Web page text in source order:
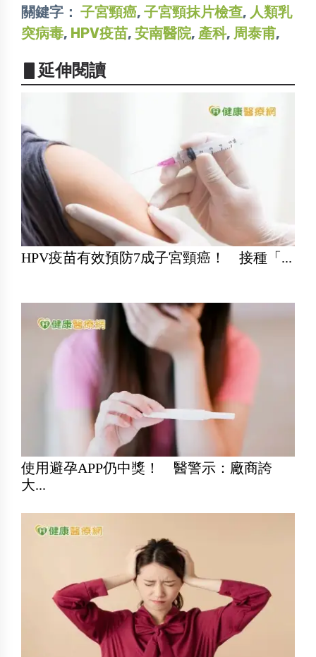
關鍵字： 子宮頸癌, 子宮頸抹片檢查, 人類乳
突病毒, HPV疫苗, 安南醫院, 產科, 周泰甫,
▋延伸閱讀
HPV疫苗有效預防7成子宮頸癌！ 接種「...
使用避孕APP仍中獎！ 醫警示：廠商誇
大...